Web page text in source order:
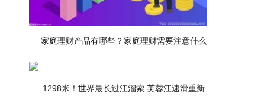
家庭理财产品有哪些？家庭理财需要注意什么
1298米！世界最长过江溜索 芙蓉江速滑重新